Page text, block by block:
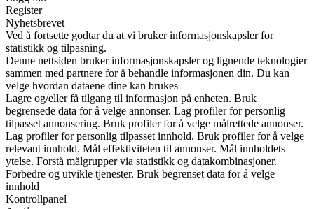
Register
Nyhetsbrevet
Ved å fortsette godtar du at vi bruker informasjonskapsler for
statistikk og tilpasning.
Denne nettsiden bruker informasjonskapsler og lignende teknologier
sammen med partnere for å behandle informasjonen din. Du kan
velge hvordan dataene dine kan brukes
Lagre og/eller få tilgang til informasjon på enheten. Bruk
begrensede data for å velge annonser. Lag profiler for personlig
tilpasset annonsering. Bruk profiler for å velge målrettede annonser.
Lag profiler for personlig tilpasset innhold. Bruk profiler for å velge
relevant innhold. Mål effektiviteten til annonser. Mål innholdets
ytelse. Forstå målgrupper via statistikk og datakombinasjoner.
Forbedre og utvikle tjenester. Bruk begrenset data for å velge
innhold
Kontrollpanel